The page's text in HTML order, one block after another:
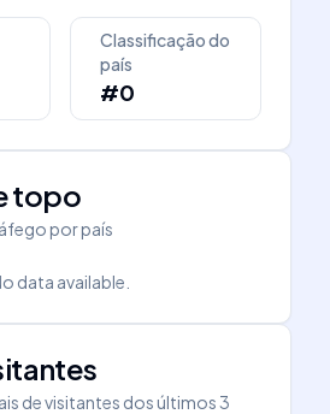
Classificação do
país
#0
topo
por país
data available.
de visitantes dos últimos 3